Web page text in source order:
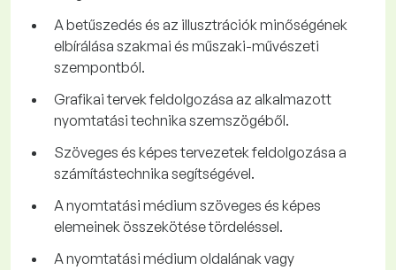
A betűszedés és az illusztrációk minőségének
elbírálása szakmai és műszaki-művészeti
szempontból.
Grafikai tervek feldolgozása az alkalmazott
nyomtatási technika szemszögéből.
Szöveges és képes tervezetek feldolgozása a
számítástechnika segítségével.
A nyomtatási médium szöveges és képes
elemeinek összekötése tördeléssel.
A nyomtatási médium oldalának vagy